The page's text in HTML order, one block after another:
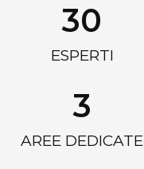
ESPERTI
30
AREE DEDICATE
3